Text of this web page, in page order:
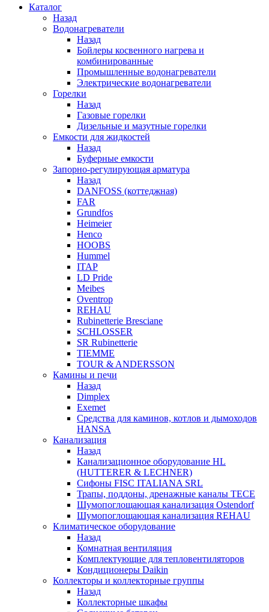
Каталог
Назад
Водонагреватели
Назад
Бойлеры косвенного нагрева и
комбинированные
Промышленные водонагреватели
Электрические водонагреватели
Горелки
Назад
Газовые горелки
Дизельные и мазутные горелки
Емкости для жидкостей
Назад
Буферные емкости
Запорно-регулирующая арматура
Назад
DANFOSS (коттеджная)
FAR
Grundfos
Heimeier
Henco
HOOBS
Hummel
ITAP
LD Pride
Meibes
Oventrop
REHAU
Rubinetterie Bresciane
SCHLOSSER
SR Rubinetterie
TIEMME
TOUR & ANDERSSON
Камины и печи
Назад
Dimplex
Exemet
Средства для каминов, котлов и дымоходов
HANSA
Канализация
Назад
Канализационное оборудование HL
(HUTTERER & LECHNER)
Сифоны FISC ITALIANA SRL
Трапы, поддоны, дренажные каналы TECE
Шумопоглощающая канализация Ostendorf
Шумопоглощающая канализация REHAU
Климатическое оборудование
Назад
Комнатная вентиляция
Комплектующие для тепловентиляторов
Кондиционеры Daikin
Коллекторы и коллекторные группы
Назад
Коллекторные шкафы